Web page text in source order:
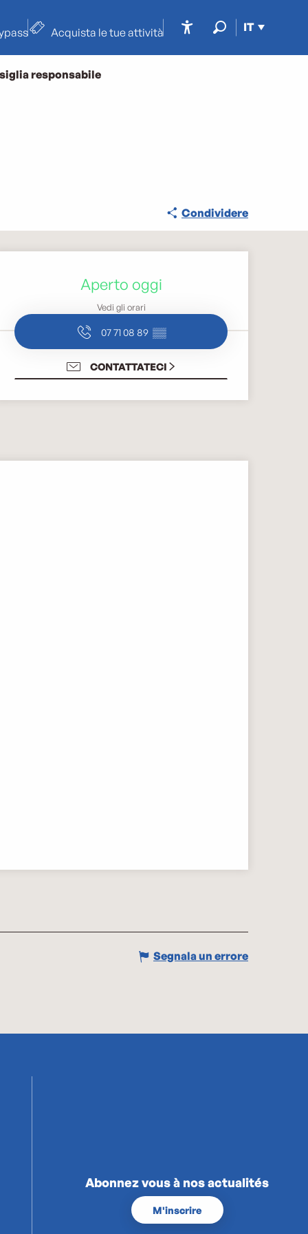
IT
Acquista le tue attività
responsabile
Condividere
e contatti
Aperto oggi
Vedi gli orari
07 71 08 89 ▒▒
CONTATTATECI
Segnala un errore
Abonnez vous à nos actualités
M'inscrire